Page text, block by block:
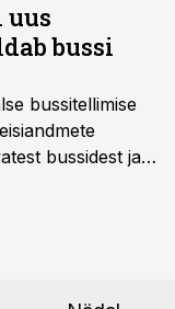
uus
bussi
bussitellimise
bussidest ja